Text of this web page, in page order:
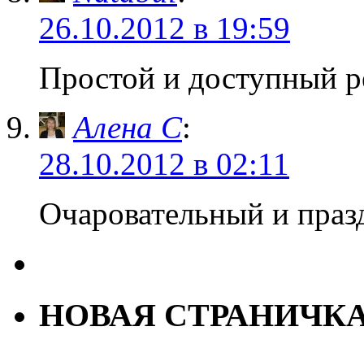
26.10.2012 в 19:59
Простой и доступный
Алена С:
28.10.2012 в 02:11
Очаровательный и
НОВАЯ